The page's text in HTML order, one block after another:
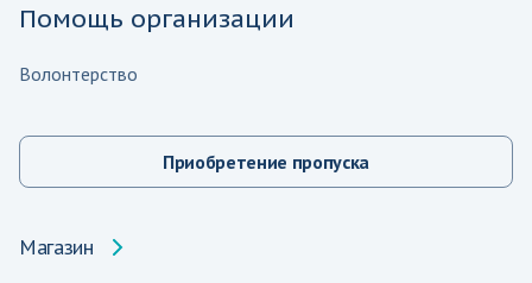
Помощь организации
Волонтерство
Приобретение пропуска
Магазин